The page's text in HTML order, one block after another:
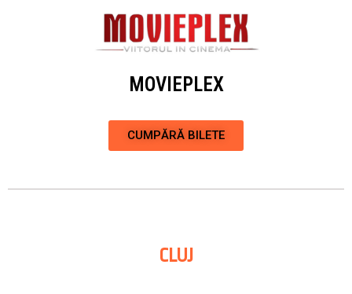
MOVIEPLEX
CUMPĂRĂ BILETE
CLUJ